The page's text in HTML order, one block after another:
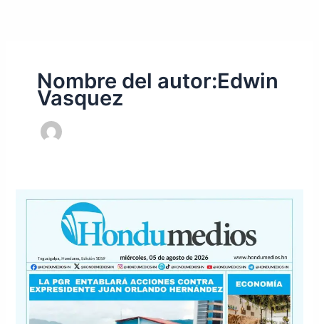
Nombre del autor:Edwin
Vasquez
Portada
agosto
del